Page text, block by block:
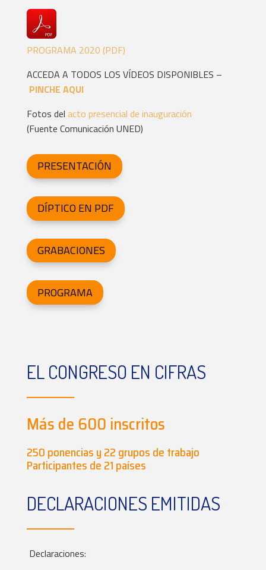
PROGRAMA 2020 (PDF)
ACCEDA A TODOS LOS VÍDEOS DISPONIBLES –
PINCHE AQUI
Fotos del acto presencial de inauguración
(Fuente Comunicación UNED)
PRESENTACIÓN
DÍPTICO EN PDF
GRABACIONES
PROGRAMA
EL CONGRESO EN CIFRAS
Más de 600 inscritos
250 ponencias y 22 grupos de trabajo
Participantes de 21 países
DECLARACIONES EMITIDAS
Declaraciones: